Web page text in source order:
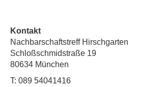
Kontakt
Nachbarschaftstreff Hirschgarten
Schloßschmidstraße 19
80634 München
T: 089 54041416